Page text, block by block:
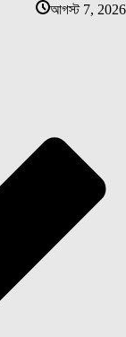
আগস্ট 7, 2026